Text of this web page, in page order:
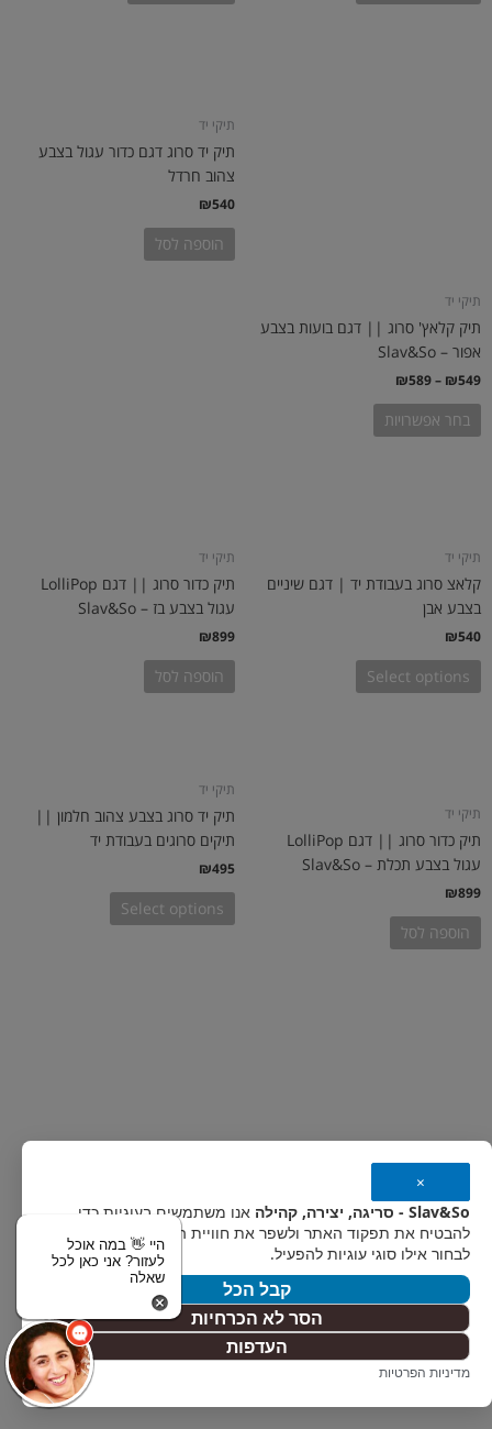
תיקי יד
תיק קלאץ' סרוג || דגם בועות בצבע
אפור – Slav&So
₪549
–
₪589
בחר אפשרויות
תיקי יד
תיק יד סרוג דגם כדור עגול בצבע
צהוב חרדל
₪540
הוספה לסל
תיקי יד
קלאצ סרוג בעבודת יד | דגם שיניים
בצבע אבן
₪540
Select options
תיקי יד
תיק כדור סרוג || דגם LolliPop
עגול בצבע בז – Slav&So
₪899
הוספה לסל
תיקי יד
תיק כדור סרוג || דגם LolliPop
עגול בצבע תכלת – Slav&So
₪899
הוספה לסל
תיקי יד
תיק יד סרוג בצבע צהוב חלמון ||
תיקים סרוגים בעבודת יד
₪495
Select options
בצבע בז טבעי || תיקים סרוגים
בעבודת יד
₪590
Select options
תיק יד מיני סרוג אלגנטי דגם משולש
בצבע בז מוזהב || תיקים סרוגים
בעבודת יד
419
×
Slav&So - סריגה, יצירה, קהילה
אנו משתמשים בעוגיות כדי
להבטיח את תפקוד האתר ולשפר את חוויית המשתמש. אפשר
לבחור אילו סוגי עוגיות להפעיל.
קבל הכל
הסר לא הכרחיות
העדפות
מדיניות הפרטיות
היי 👋 במה אוכל
לעזור? אני כאן לכל
שאלה